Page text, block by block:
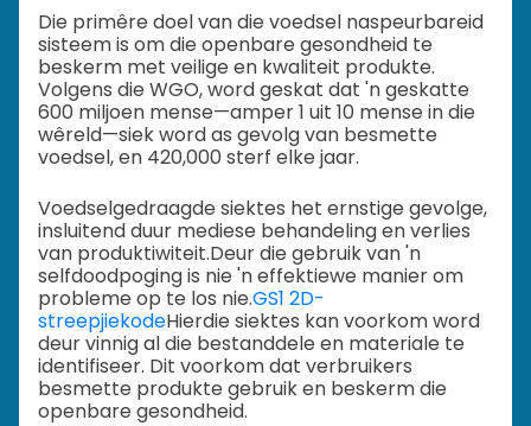
Die primêre doel van die voedsel naspeurbareid
sisteem is om die openbare gesondheid te
beskerm met veilige en kwaliteit produkte.
Volgens die WGO, word geskat dat 'n geskatte
600 miljoen mense—amper 1 uit 10 mense in die
wêreld—siek word as gevolg van besmette
voedsel, en 420,000 sterf elke jaar.
Voedselgedraagde siektes het ernstige gevolge,
insluitend duur mediese behandeling en verlies
van produktiwiteit.Deur die gebruik van 'n
selfdoodpoging is nie 'n effektiewe manier om
probleme op te los nie.GS1 2D-
streepjiekodeHierdie siektes kan voorkom word
deur vinnig al die bestanddele en materiale te
identifiseer. Dit voorkom dat verbruikers
besmette produkte gebruik en beskerm die
openbare gesondheid.